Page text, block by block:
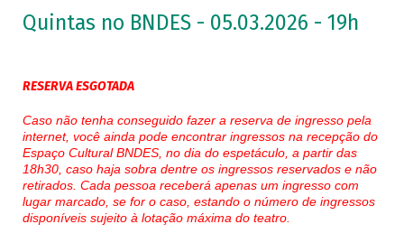
Quintas no BNDES - 05.03.2026 - 19h
RESERVA ESGOTADA
Caso não tenha conseguido fazer a reserva de ingresso pela
internet, você ainda pode encontrar ingressos na recepção do
Espaço Cultural BNDES, no dia do espetáculo, a partir das
18h30, caso haja sobra dentre os ingressos reservados e não
retirados. Cada pessoa receberá apenas um ingresso com
lugar marcado, se for o caso, estando o número de ingressos
disponíveis sujeito à lotação máxima do teatro.